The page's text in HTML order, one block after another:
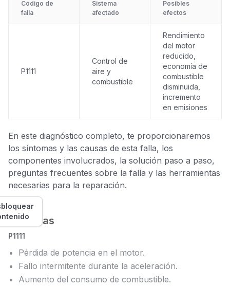
Código de
falla
Sistema
afectado
Posibles
efectos
P1111
Control de
aire y
combustible
Rendimiento
del motor
reducido,
economía de
combustible
disminuida,
incremento
en emisiones
En este diagnóstico completo, te proporcionaremos
los síntomas y las causas de esta falla, los
componentes involucrados, la solución paso a paso,
preguntas frecuentes sobre la falla y las herramientas
necesarias para la reparación.
Síntomas
P1111
Pérdida de potencia en el motor.
Fallo intermitente durante la aceleración.
Aumento del consumo de combustible.